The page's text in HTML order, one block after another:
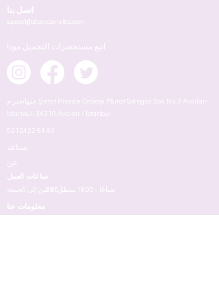
اتصل بنا
support@ataccosmetics.com
اتبع مستحضرات التجميل مودا
جيهانجير م. Şehit Piyade Onbaşı Murat Şengöz Sok. No: 3 Avcılar-
İstanbul، 34310 Avcılar / İstanbul
0212422 64 64
يساعد
عن
ساعات العمل
من الإثنين إلى الجمعة 8:00 صباحًا - 18.00 مساءً
معلومات عنا